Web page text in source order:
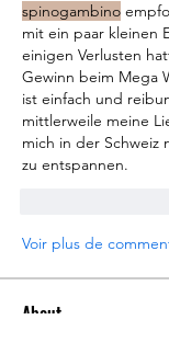
spinogambino
mit ein paar kleinen
einigen Verlusten
Gewinn beim Mega
ist einfach und
mittlerweile meine
mich in der Schweiz
zu entspannen.
Voir plus de
About